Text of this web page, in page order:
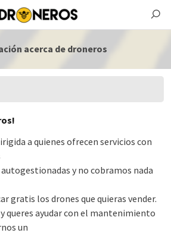
acerca de droneros
a quienes ofrecen servicios con
y no cobramos nada
gratis los drones que quieras vender.
queres ayudar con el mantenimiento
un